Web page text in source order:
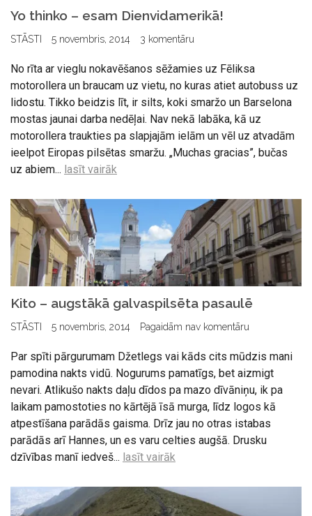
Yo thinko – esam Dienvidamerikā!
STĀSTI 5 novembris, 2014 3 komentāru
No rīta ar vieglu nokavēšanos sēžamies uz Fēliksa
motorollera un braucam uz vietu, no kuras atiet autobuss uz
lidostu. Tikko beidzis līt, ir silts, koki smaržo un Barselona
mostas jaunai darba nedēļai. Nav nekā labāka, kā uz
motorollera traukties pa slapjajām ielām un vēl uz atvadām
ieelpot Eiropas pilsētas smaržu. „Muchas gracias”, bučas
uz abiem... lasīt vairāk
Kito – augstākā galvaspilsēta pasaulē
STĀSTI 5 novembris, 2014 Pagaidām nav komentāru
Par spīti pārgurumam Džetlegs vai kāds cits mūdzis mani
pamodina nakts vidū. Nogurums pamatīgs, bet aizmigt
nevari. Atlikušo nakts daļu dīdos pa mazo dīvāniņu, ik pa
laikam pamostoties no kārtējā īsā murga, līdz logos kā
atpestīšana parādās gaisma. Drīz jau no otras istabas
parādās arī Hannes, un es varu celties augšā. Drusku
dzīvības manī iedveš... lasīt vairāk